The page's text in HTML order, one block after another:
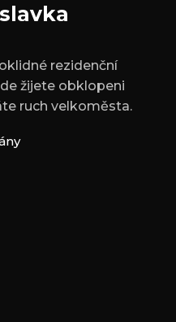
rezidenční
žijete obklopeni
ruch velkoměsta.